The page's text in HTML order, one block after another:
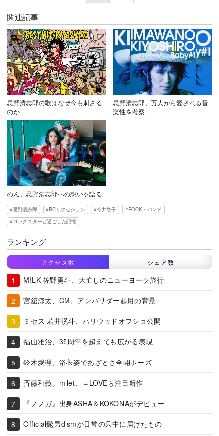
関連記事
忌野清志郎の歌はなぜ今も刺さる
のか
忌野清志郎、万人から愛される音
楽性を考察
のん、忌野清志郎への想いを語る
忌野清志郎 RCサクセション 今井智子
ROCK・バンド
ロックスターと過ごした記憶
ランキング
アクセス数 シェア数
M!LK 佐野勇斗、大忙しのニューヨーク旅行
宮舘涼太、CM、アンバサダー起用の背景
ミセス 若井滉斗、ハリウッドオフショ公開
福山雅治、35周年を超えても広がる表現
鈴木愛理、浴衣姿であざとさ全開ポーズ
斉藤和義、milet、＝LOVEら注目新作
『ノノガ』出身ASHA＆KOKONAがデビュー
Official髭男dismが日常の只中に届けたもの